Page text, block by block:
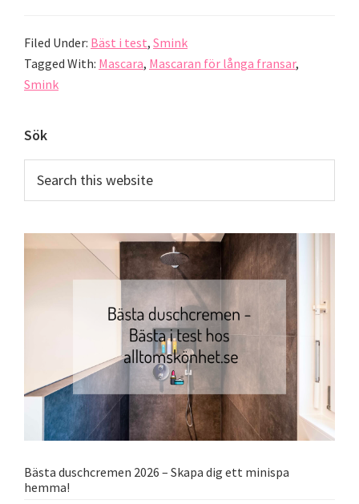
Filed Under: Bäst i test, Smink
Tagged With: Mascara, Mascaran för långa fransar,
Smink
Primary
Sidebar
Sök
this
Bästa duschcremen 2026 – Skapa dig ett minispa
hemma!